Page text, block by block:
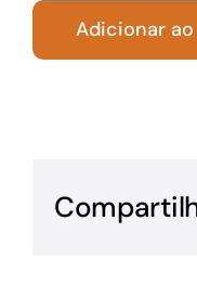
Para os negócios
turismo
Adicionar